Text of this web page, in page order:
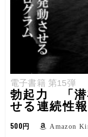
電子書籍 第15弾
勃起力 「潜
せる連続性
500円 Amazon